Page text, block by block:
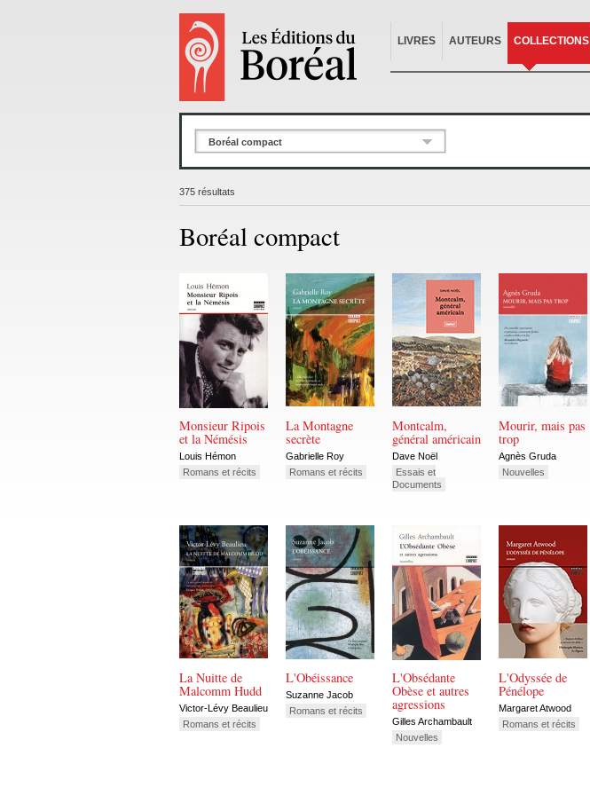
LIVRES AUTEURS COLLECTIONS
Boréal compact
375 résultats
Boréal compact
Monsieur Ripois
et la Némésis
Louis Hémon
Romans et récits
La Montagne
secrète
Gabrielle Roy
Romans et récits
Montcalm,
général américain
Dave Noël
Essais et
Documents
Mourir, mais pas
trop
Agnès Gruda
Nouvelles
La Nuitte de
Malcomm Hudd
Victor-Lévy Beaulieu
Romans et récits
L'Obéissance
Suzanne Jacob
Romans et récits
L'Obsédante
Obèse et autres
agressions
Gilles Archambault
Nouvelles
L'Odyssée de
Pénélope
Margaret Atwood
Romans et récits